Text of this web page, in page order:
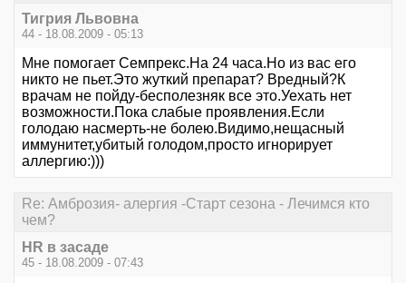
Тигрия Львовна
44 - 18.08.2009 - 05:13
Мне помогает Семпрекс.На 24 часа.Но из вас его
никто не пьет.Это жуткий препарат? Вредный?К
врачам не пойду-бесполезняк все это.Уехать нет
возможности.Пока слабые проявления.Если
голодаю насмерть-не болею.Видимо,нещасный
иммунитет,убитый голодом,просто игнорирует
аллергию:)))
Re: Амброзия- алергия -Старт сезона - Лечимся кто
чем?
HR в засаде
45 - 18.08.2009 - 07:43